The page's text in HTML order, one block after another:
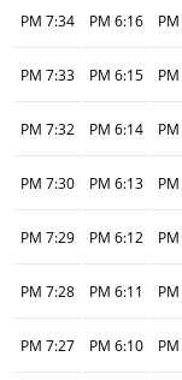
6:16 PM
7:34 PM
6:15 PM
7:33 PM
6:14 PM
7:32 PM
6:13 PM
7:30 PM
6:12 PM
7:29 PM
6:11 PM
7:28 PM
6:10 PM
7:27 PM